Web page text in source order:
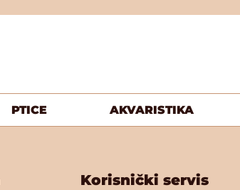
PTICE AKVARISTIKA
Korisnički servis